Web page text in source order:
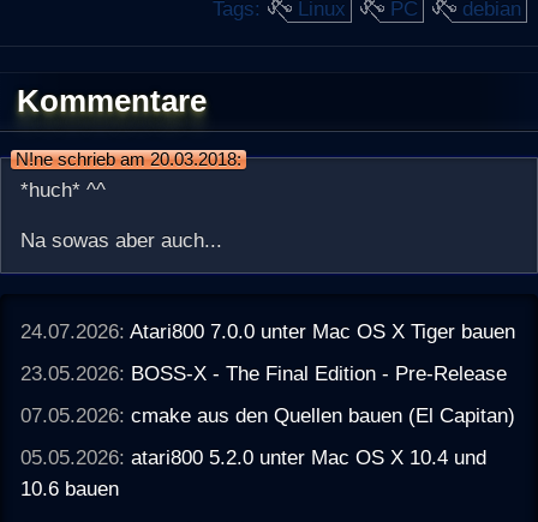
Tags: Linux PC debian
Kommentare
N!ne schrieb am 20.03.2018:
*huch* ^^
Na sowas aber auch...
24.07.2026:Atari800 7.0.0 unter Mac OS X Tiger bauen
23.05.2026: BOSS-X - The Final Edition - Pre-Release
07.05.2026:cmake aus den Quellen bauen (El Capitan)
05.05.2026:atari800 5.2.0 unter Mac OS X 10.4 und
10.6 bauen